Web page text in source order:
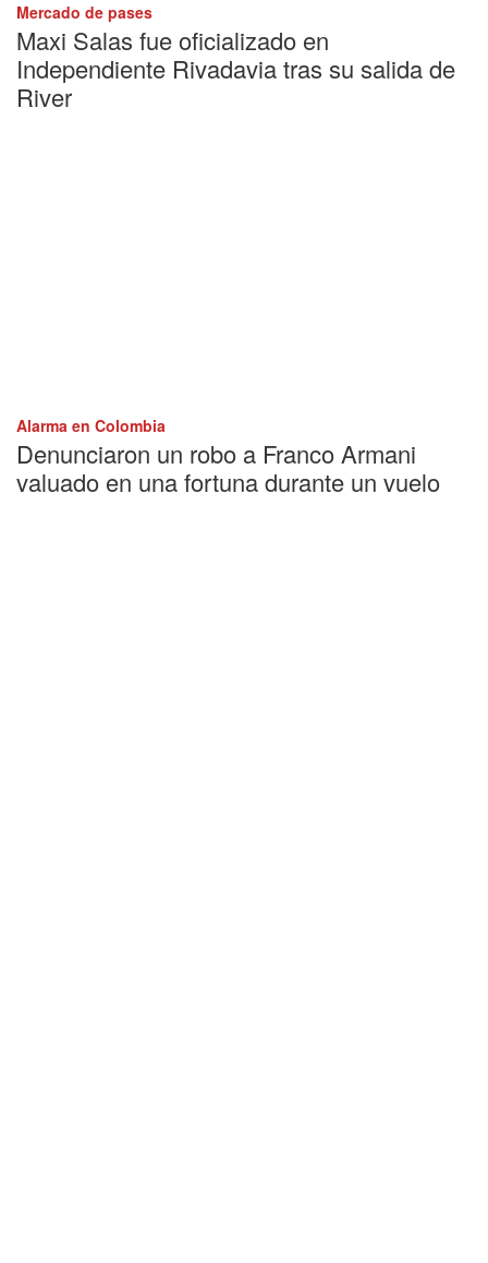
Mercado de pases
Maxi Salas fue oficializado en
Independiente Rivadavia tras su salida de
River
Alarma en Colombia
Denunciaron un robo a Franco Armani
valuado en una fortuna durante un vuelo